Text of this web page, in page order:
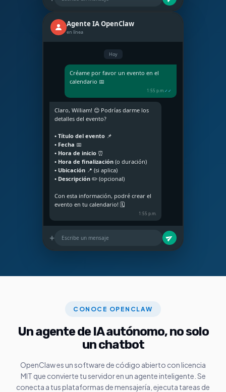
Agente IA OpenClaw
en línea
Hoy
Créame por favor un evento en el
calendario 📅
1:55 p.m. ✓✓
Claro, William! 😊 Podrías darme los
detalles del evento?
• Título del evento 📌
• Fecha 📅
• Hora de inicio ⏰
• Hora de finalización (o duración)
• Ubicación 📍 (si aplica)
• Descripción ✏️ (opcional)
Con esta información, podré crear el
evento en tu calendario! 🗓️
1:55 p.m.
+ Escribe un mensaje
CONOCE OPENCLAW
Un agente de IA autónomo, no solo
un chatbot
OpenClaw es un software de código abierto con licencia
MIT que convierte tu servidor en un agente inteligente. Se
conecta a tus plataformas de mensajería, ejecuta tareas de